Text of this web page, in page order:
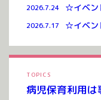
TOPICS
病児保育利用
2026.7.24 ☆イベン
2026.7.17 ☆イベン